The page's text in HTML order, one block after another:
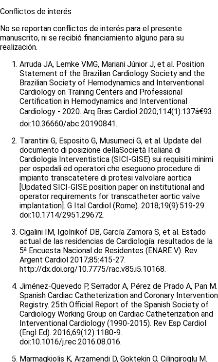
Conflictos de interés
No se reportan conflictos de interés para el presente
manuscrito, ni se recibió financiamiento alguno para su
realización.
Arruda JA, Lemke VMG, Mariani Júnior J, et al. Position
Statement of the Brazilian Cardiology Society and the
Brazilian Society of Hemodynamics and Interventional
Cardiology on Training Centers and Professional
Certification in Hemodynamics and Interventional
Cardiology - 2020. Arq Bras Cardiol 2020;114(1):137â€93.
doi:10.36660/abc.20190841.
Tarantini G, Esposito G, Musumeci G, et al. Update del
documento di posizione dellaSocietà Italiana di
Cardiologia Interventistica (SICI-GISE) sui requisiti minimi
per ospedali ed operatori che eseguono procedure di
impianto transcatetere di protesi valvolare aortica
[Updated SICI-GISE position paper on institutional and
operator requirements for transcatheter aortic valve
implantation]. G Ital Cardiol (Rome). 2018;19(9):519-29.
doi:10.1714/2951.29672.
Cigalini IM, Igolnikof DB, García Zamora S, et al. Estado
actual de las residencias de Cardiología: resultados de la
5ª Encuesta Nacional de Residentes (ENARE V). Rev
Argent Cardiol 2017;85:415-27.
http://dx.doi.org/10.7775/rac.v85.i5.10168.
Jiménez-Quevedo P, Serrador A, Pérez de Prado A, Pan M.
Spanish Cardiac Catheterization and Coronary Intervention
Registry. 25th Official Report of the Spanish Society of
Cardiology Working Group on Cardiac Catheterization and
Interventional Cardiology (1990-2015). Rev Esp Cardiol
(Engl Ed). 2016;69(12):1180-9.
doi:10.1016/j.rec.2016.08.016.
Marmagkiolis K, Arzamendi D, Goktekin O, Cilingiroglu M.